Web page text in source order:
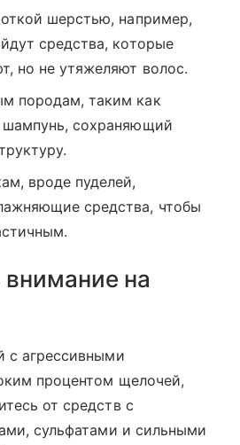
шерстью, например,
средства, которые
но не утяжеляют волос.
породам, таким как
сохраняющий
вроде пуделей,
средства, чтобы
на
с агрессивными
процентом щелочей,
от средств с
сульфатами и сильными